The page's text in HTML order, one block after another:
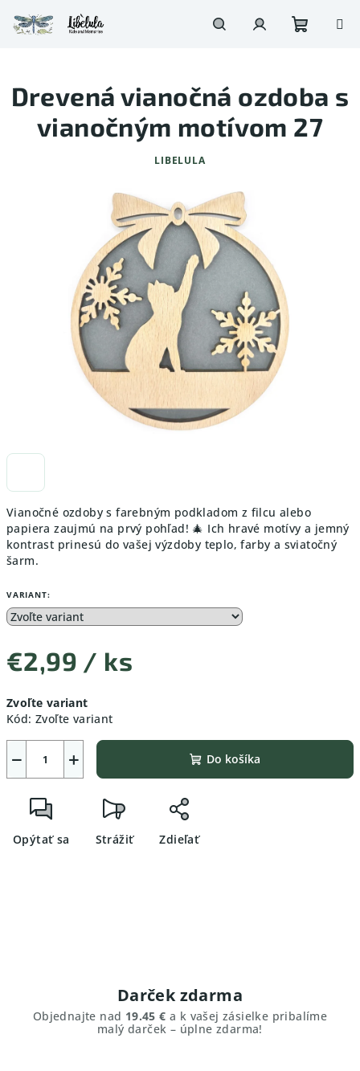
na
obsah
košík
Vianočné ozdoby s farebným podkladom z filcu alebo
papiera zaujmú na prvý pohľad! 🎄 Ich hravé motívy a jemný
kontrast prinesú do vašej výzdoby teplo, farby a sviatočný
šarm.
VARIANT:
€2,99 / ks
cena:
Zvoľte variant
Kód: Zvoľte variant
+
− Do košíka
Opýtať sa Strážiť Zdieľať
Drevená vianočná ozdoba s
vianočným motívom 27
LIBELULA
Darček zdarma
Objednajte nad 19.45 € a k vašej zásielke pribalíme
malý darček – úplne zdarma!